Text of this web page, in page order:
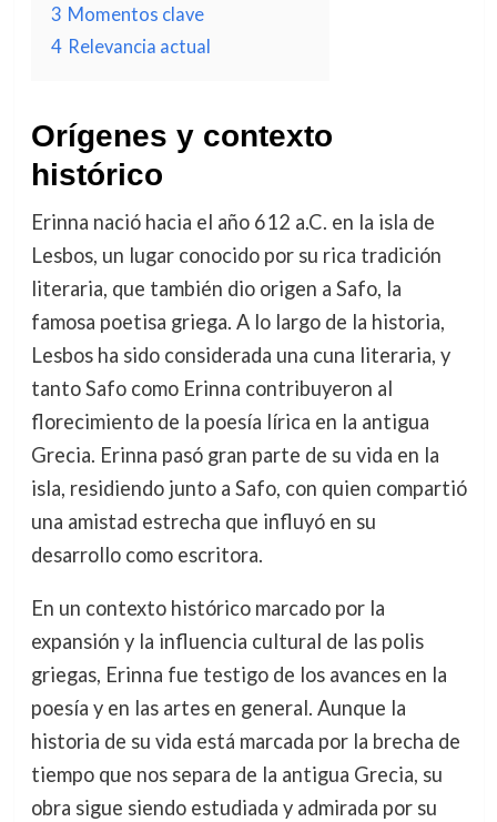
3 Momentos clave
4 Relevancia actual
Orígenes y contexto
histórico
Erinna nació hacia el año 612 a.C. en la isla de
Lesbos, un lugar conocido por su rica tradición
literaria, que también dio origen a Safo, la
famosa poetisa griega. A lo largo de la historia,
Lesbos ha sido considerada una cuna literaria, y
tanto Safo como Erinna contribuyeron al
florecimiento de la poesía lírica en la antigua
Grecia. Erinna pasó gran parte de su vida en la
isla, residiendo junto a Safo, con quien compartió
una amistad estrecha que influyó en su
desarrollo como escritora.
En un contexto histórico marcado por la
expansión y la influencia cultural de las polis
griegas, Erinna fue testigo de los avances en la
poesía y en las artes en general. Aunque la
historia de su vida está marcada por la brecha de
tiempo que nos separa de la antigua Grecia, su
obra sigue siendo estudiada y admirada por su